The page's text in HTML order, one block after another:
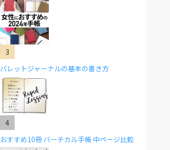
バレットジャーナルの基本の書き方
おすすめ10冊 バーチカル手帳 中ページ比較